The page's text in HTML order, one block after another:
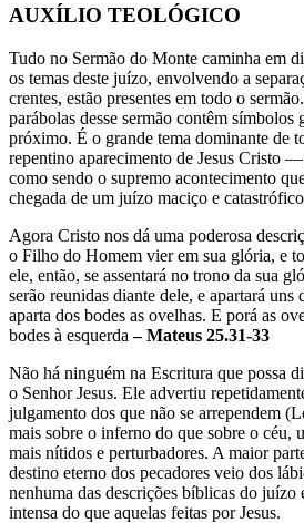
AUXÍLIO TEOLÓGICO
Tudo no Sermão do Monte caminha em
os temas deste juízo, envolvendo a
crentes, estão presentes em todo o
parábolas desse sermão contêm símbolos
próximo. É o grande tema dominante de
repentino aparecimento de Jesus Cristo
como sendo o supremo acontecimento
chegada de um juízo maciço e
Agora Cristo nos dá uma poderosa
o Filho do Homem vier em sua glória, e
ele, então, se assentará no trono da sua
serão reunidas diante dele, e apartará uns
aparta dos bodes as ovelhas. E porá as
bodes à esquerda– Mateus 25.31-33
Não há ninguém na Escritura que possa
o Senhor Jesus. Ele advertiu
julgamento dos que não se arrependem
mais sobre o inferno do que sobre o céu,
mais nítidos e perturbadores. A maior
destino eterno dos pecadores veio dos
nenhuma das descrições bíblicas do juízo
intensa do que aquelas feitas por Jesus.